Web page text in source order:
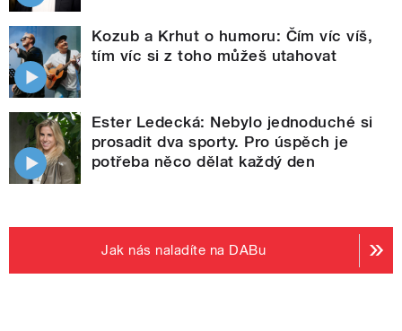
Kozub a Krhut o humoru: Čím víc víš,
tím víc si z toho můžeš utahovat
Ester Ledecká: Nebylo jednoduché si
prosadit dva sporty. Pro úspěch je
potřeba něco dělat každý den
Jak nás naladíte na DABu